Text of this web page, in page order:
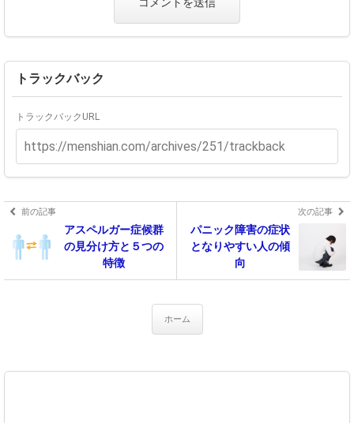
トラックバック
トラックバックURL
前の記事
アスペルガー症候群
の見分け方と５つの
特徴
次の記事
パニック障害の症状
となりやすい人の傾
向
ホーム